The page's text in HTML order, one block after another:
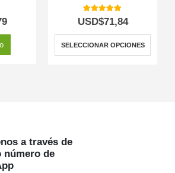
5 5.00out of 5
USD$71,84
SELECCIONAR OPCIONES
a través de
número de